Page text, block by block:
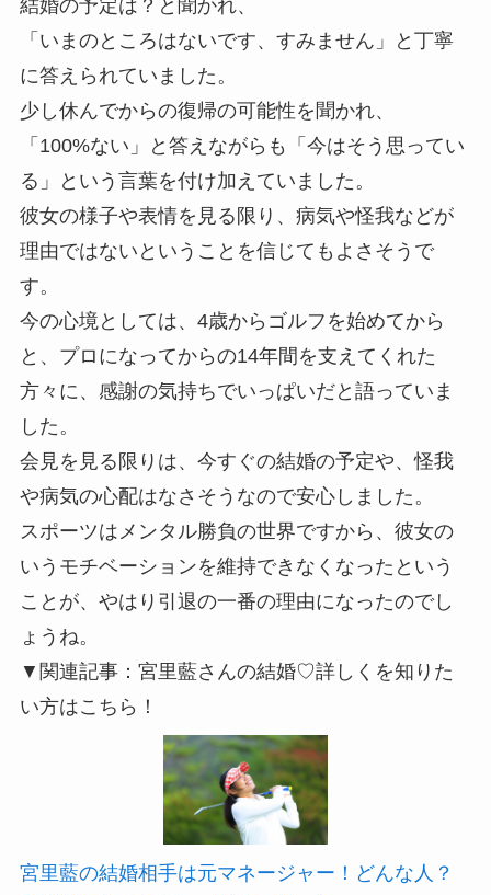
結婚の予定は？と聞かれ、
「いまのところはないです、すみません」と丁寧
に答えられていました。
少し休んでからの復帰の可能性を聞かれ、
「100%ない」と答えながらも「今はそう思ってい
る」という言葉を付け加えていました。
彼女の様子や表情を見る限り、病気や怪我などが
理由ではないということを信じてもよさそうで
す。
今の心境としては、4歳からゴルフを始めてから
と、プロになってからの14年間を支えてくれた
方々に、感謝の気持ちでいっぱいだと語っていま
した。
会見を見る限りは、今すぐの結婚の予定や、怪我
や病気の心配はなさそうなので安心しました。
スポーツはメンタル勝負の世界ですから、彼女の
いうモチベーションを維持できなくなったという
ことが、やはり引退の一番の理由になったのでし
ょうね。
▼関連記事：宮里藍さんの結婚♡詳しくを知りた
い方はこちら！
宮里藍の結婚相手は元マネージャー！どんな人？